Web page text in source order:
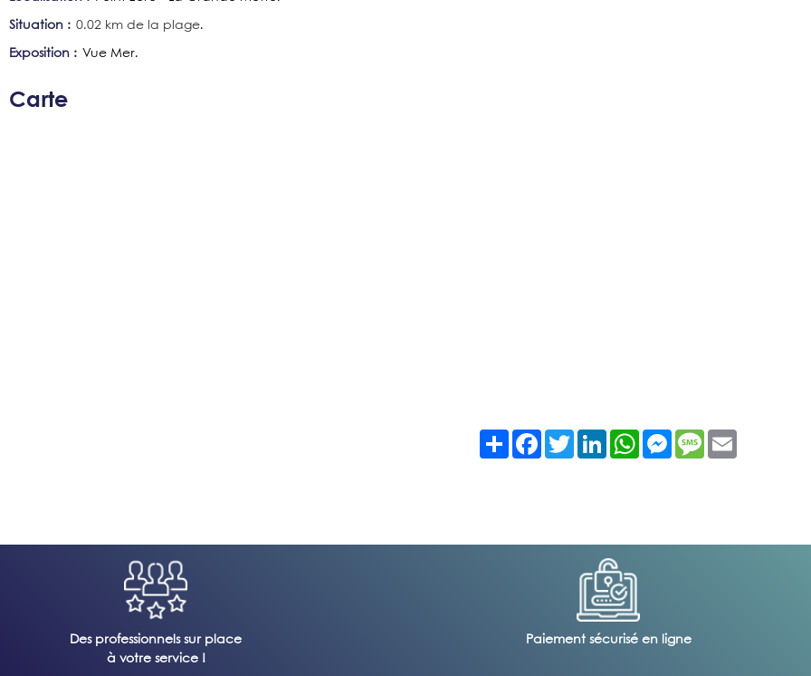
Situation : 0.02 km de la plage
Exposition : Vue Mer
Carte
Partager FacebookTwitter LinkedIn WhatsAppMessengerMessage
Des professionnels sur place
à votre service !
Paiement sécurisé en ligne